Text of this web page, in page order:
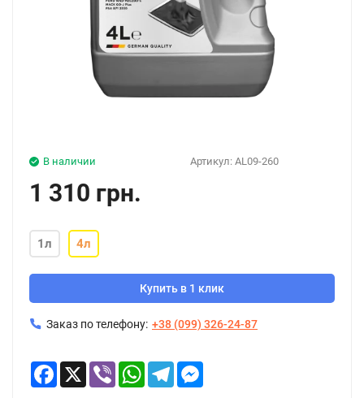
Артикул: AL09-260
В наличии
1 310 грн.
1л 4л
Купить в 1 клик
Заказ по телефону: +38 (099) 326-24-87
Facebook
X Viber WhatsApp
Telegram